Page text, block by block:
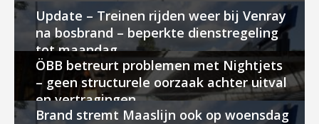
Update – Treinen rijden weer bij Venray
na bosbrand – beperkte dienstregeling
tot maandag
ÖBB betreurt problemen met Nightjets
– geen structurele oorzaak achter uitval
en vertragingen
Brand stremt Maaslijn ook op woensdag